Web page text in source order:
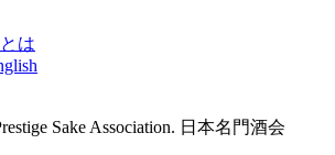
は
Sake Association. 日本名門酒会